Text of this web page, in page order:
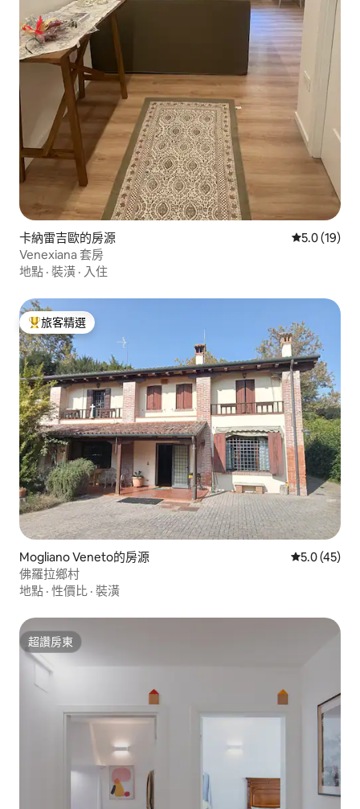
卡納雷吉歐的房源 從 19 則評
5.0 (19)
Venexiana 套房
地點 · 裝潢 · 入住
旅客精選榜首
旅客精選
Mogliano Veneto的房源 從 45 則評
5.0 (45)
佛羅拉鄉村
地點 · 性價比 · 裝潢
超讚房東
超讚房東